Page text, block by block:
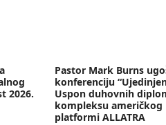
2026.
Pastor Mark Burns
konferenciju
Uspon duhovnih
kompleksu američkog
platformi ALLATRA